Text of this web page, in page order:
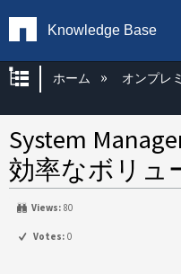
Knowledge Base
グローバル階
ホーム オンプレ
System
効率なボリュ
Views: 80
Votes: 0